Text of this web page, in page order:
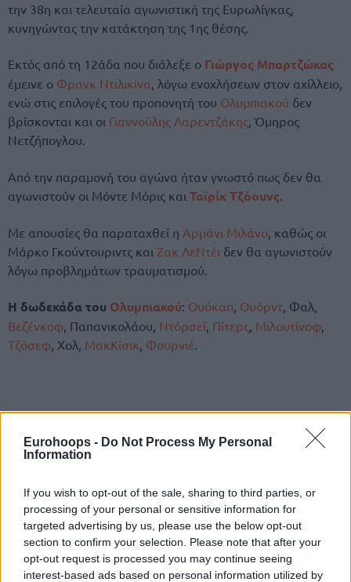
Eurohoops - Do Not Process My Personal
Information
If you wish to opt-out of the sale, sharing to third parties, or
processing of your personal or sensitive information for
targeted advertising by us, please use the below opt-out
section to confirm your selection. Please note that after your
opt-out request is processed you may continue seeing
interest-based ads based on personal information utilized by
την 38η και τελευταία αγωνιστική της Ευρωλίγκας,
κυνηγώντας την κατάκτηση της 1ης θέσης.
Εκτός από τη 12άδα που διάλεξε ο Γιώργος Μπαρτζώκας
έμεινε ο Φρανκ Ντιλικίνα, λόγω ενοχλήσεων στον αχίλλειο,
ενώ στις επιλογές του προπονητή του Ολυμπιακού δεν
βρίσκονται και οι Γιαννούλης Λαρεντζάκης, Όμηρος
Νετζήπογλου.
Από την παραμονή του αγώνα ήταν γνωστό πως δεν θα
αγωνιστούν οι Μόντε Μόρις και Ταϊρίκ Τζόουνς
Με απουσίες θα παραταχθεί η Αρμάνι Μιλάνο , καθώς οι
Μάρκο Γκούντουριντς και Ζακ ΛεΝτέι δεν θα αγωνιστούν
λόγω προβλημάτων τραυματισμού.
Η δωδεκάδα του Ολυμπιακού: Ουόκαπ Ουόρντ , Φαλ,
Βεζένκοφ , Παπανικολάου, Ντόρσεϊ Πίτερς Μιλουτίνοφ
Τζόσεφ , Χολ, ΜακΚίσικ Φουρνιέ